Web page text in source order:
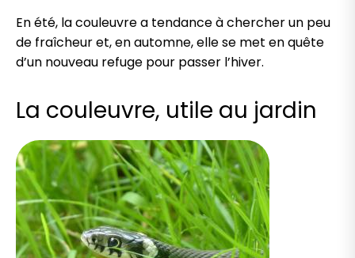
En été, la couleuvre a tendance à chercher un peu
de fraîcheur et, en automne, elle se met en quête
d’un nouveau refuge pour passer l’hiver.
La couleuvre, utile au jardin